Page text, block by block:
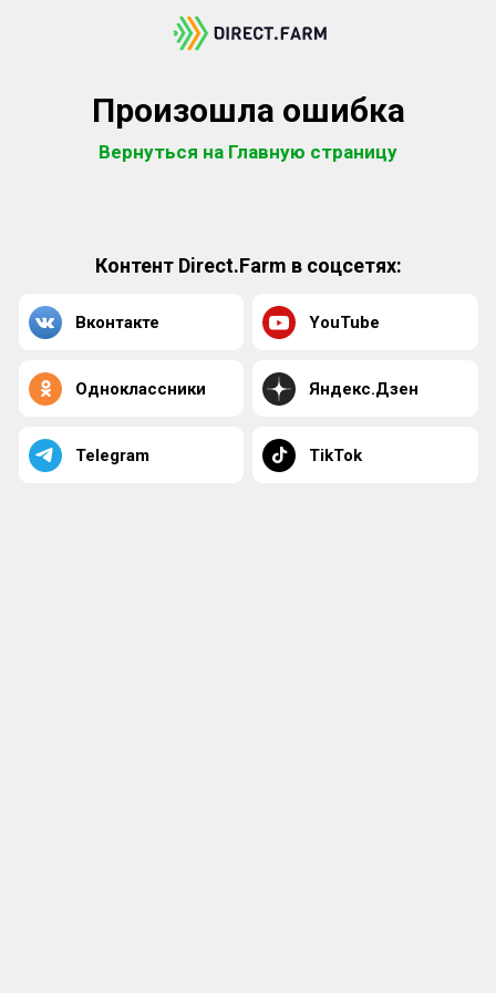
Произошла ошибка
Вернуться на Главную страницу
Контент Direct.Farm в соцсетях:
Вконтакте YouTube
Одноклассники Яндекс.Дзен
Telegram TikTok